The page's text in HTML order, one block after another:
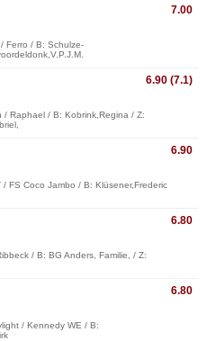
7.00
Ferro / B: Schulze-
6.90 (7.1)
Raphael / B: Kobrink,Regina / Z:
6.90
FS Coco Jambo / B: Klüsener,Frederic
6.80
/ B: BG Anders, Familie, / Z:
6.80
/ Kennedy WE / B: